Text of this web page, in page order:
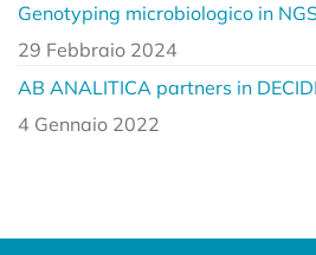
Genotyping microbiologico in
29 Febbraio 2024
AB ANALITICA partners in
4 Gennaio 2022